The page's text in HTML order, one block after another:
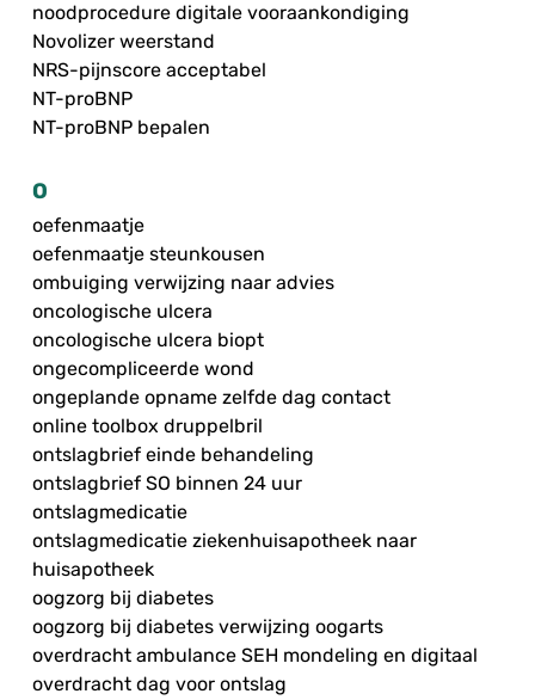
noodprocedure digitale vooraankondiging
Novolizer weerstand
NRS-pijnscore acceptabel
NT-proBNP
NT-proBNP bepalen
O
oefenmaatje
oefenmaatje steunkousen
ombuiging verwijzing naar advies
oncologische ulcera
oncologische ulcera biopt
ongecompliceerde wond
ongeplande opname zelfde dag contact
online toolbox druppelbril
ontslagbrief einde behandeling
ontslagbrief SO binnen 24 uur
ontslagmedicatie
ontslagmedicatie ziekenhuisapotheek naar
huisapotheek
oogzorg bij diabetes
oogzorg bij diabetes verwijzing oogarts
overdracht ambulance SEH mondeling en digitaal
overdracht dag voor ontslag